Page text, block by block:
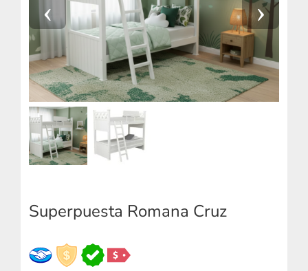
Superpuesta Romana Cruz